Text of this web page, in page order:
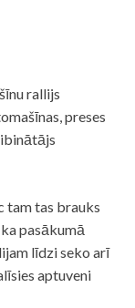
rallijs
preses
tam tas brauks
pasākumā
līdzi seko arī
aptuveni